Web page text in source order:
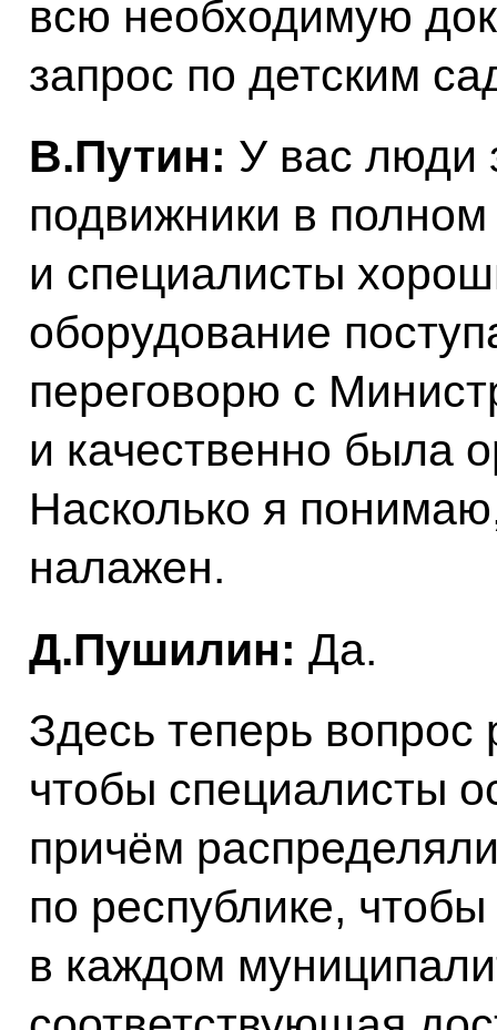
всю необходимую
запрос по детским
В.Путин: У вас люди
подвижники в
и специалисты
оборудование
переговорю с
и качественно была
Насколько я
налажен.
Д.Пушилин: Да.
Здесь теперь
чтобы специалисты
причём
по республике,
в каждом